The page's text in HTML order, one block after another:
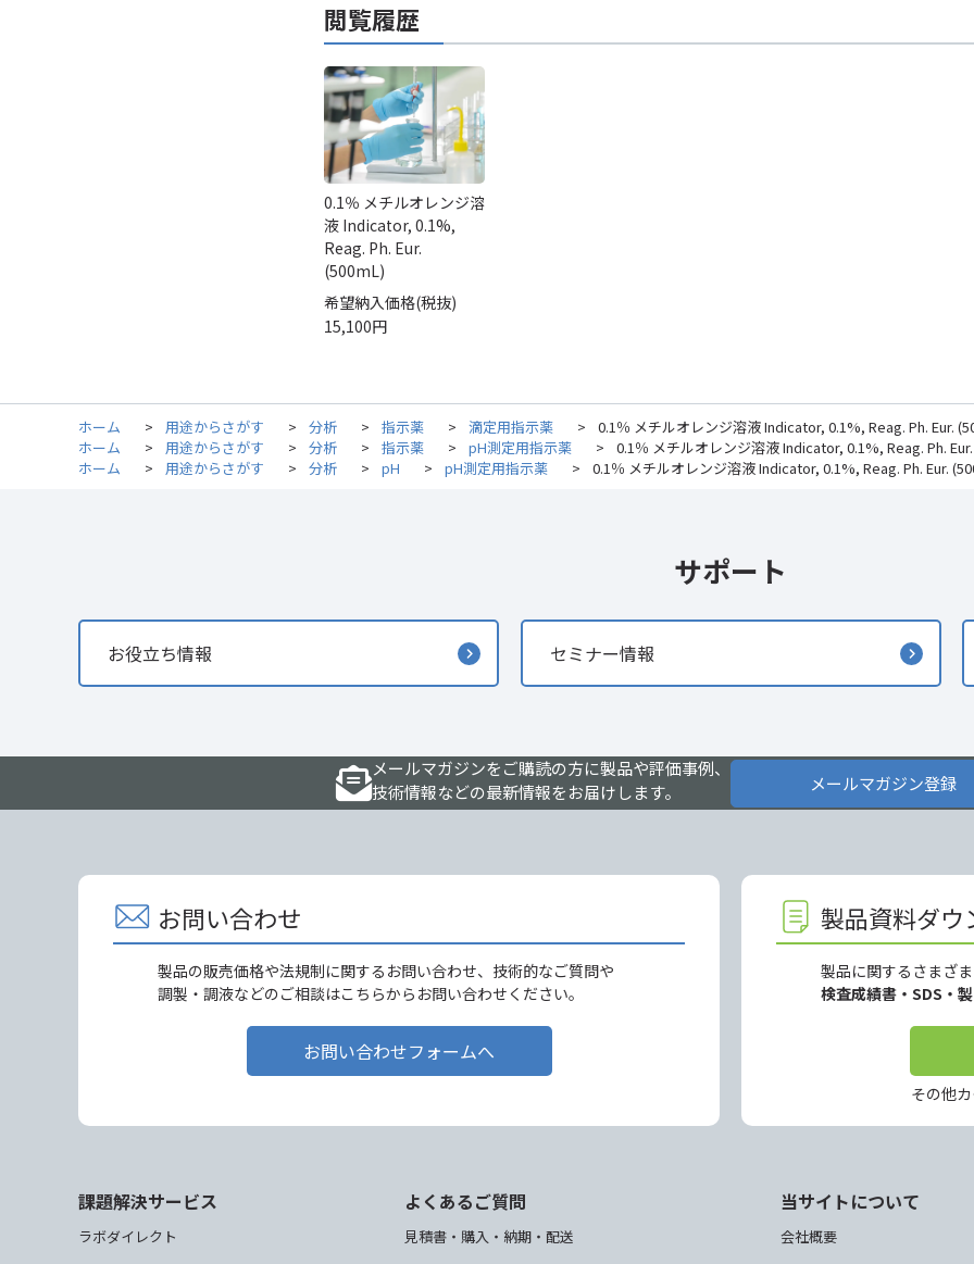
閲覧履歴
0.1％ メチルオレンジ溶
液 Indicator, 0.1%,
Reag. Ph. Eur.
(500mL)
希望納入価格(税抜)
15,100円
ホーム > 用途からさがす > 分析 > 指示薬 > 滴定用指示薬 >
0.1％ メチルオレンジ溶液 Indicator, 0.1%, Reag. Ph. Eur.
ホーム
> 用途からさがす > 分析 > 指示薬 > pH測定用指示薬 >
0.1％ メチルオレンジ溶液 Indicator, 0.1%, Reag. Ph.
ホーム
> 用途からさがす > 分析 > pH > pH測定用指示薬 > 0.1％ メチルオレンジ溶液 Indicator, 0.1%, Reag. Ph. Eur.
サポート
お役立ち情報 セミナー情報
メールマガジンをご購読の方に製品や評価事例、
技術情報などの最新情報をお届けします。
メールマガジン登録
お問い合わせ
製品の販売価格や法規制に関するお問い合わせ、技術的なご質問や
調製・調液などのご相談はこちらからお問い合わせください。
お問い合わせフォームへ
製品資料ダウ
製品に関するさまざ
検査成績書・SDS・
その他
課題解決サービス
ラボダイレクト
よくあるご質問
見積書・購入・納期・配送
当サイトについて
会社概要